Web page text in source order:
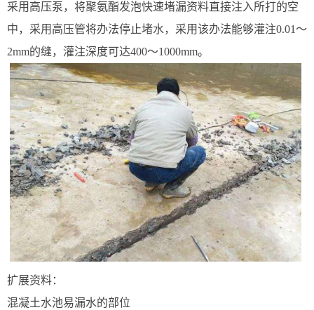
采用高压泵，将聚氨酯发泡快速堵漏资料直接注入所打的空
中，采用高压管将办法停止堵水，采用该办法能够灌注0.01～
2mm的缝，灌注深度可达400～1000mm。
扩展资料：
混凝土水池易漏水的部位